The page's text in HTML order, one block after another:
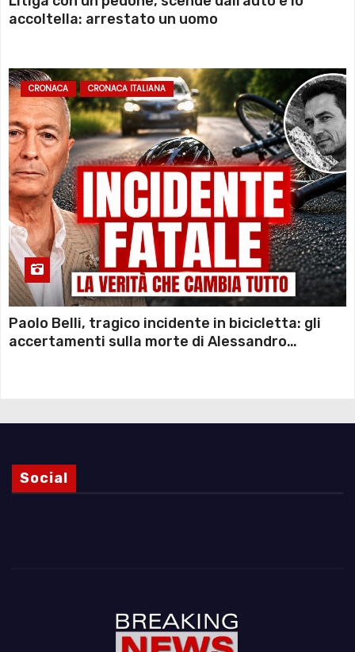
accoltella: arrestato un uomo
CRONACA CRONACA ITALIANA
Paolo Belli, tragico incidente in bicicletta: gli
accertamenti sulla morte di Alessandro
Social